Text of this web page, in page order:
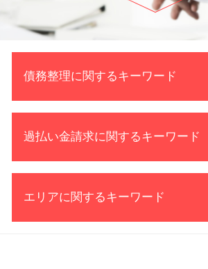
債務整理に関するキーワード
債務 整理 受任 通知
借金 督促状
自己破産 官報 期間
自己破産 裁判所
過払い金請求に関するキーワード
過払い金 クレジットカード
過払い金 時効
エリアに関するキーワード